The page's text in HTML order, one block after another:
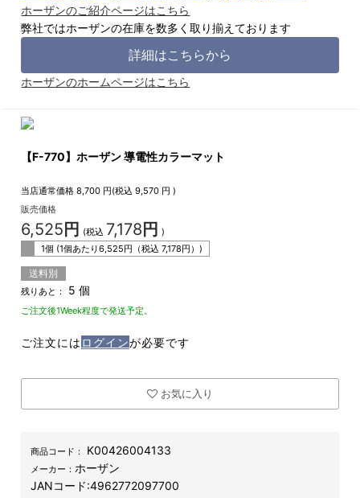
ホーザンのご紹介ページはこちら
弊社ではホーザンの在庫を数多く取り揃えております
詳細はこちらから
ホーザンのホームページはこちら
【F-770】ホーザン 導電性カラーマット
当店通常価格 8,700 円(税込9,570 円 )
販売価格
6,525 円 (税込 7,178 円 )
1個 (1個あたり6,525円（税込7,178円）)
送料別
残りあと： 5 個
ご注文後1Week程度で発送予定。
ご注文には ログインが必要です
お気に入り
商品コード： K00426004133
メーカー： ホーザン
JANコード:4962772097700